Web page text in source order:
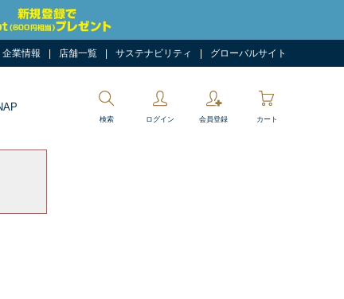
企業情報 店舗一覧 サステナビリティ グローバルサイト
検索 ログイン 会員登録 カート